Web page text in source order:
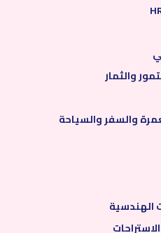
والثمار
والسفر والسياحة
الهندسية